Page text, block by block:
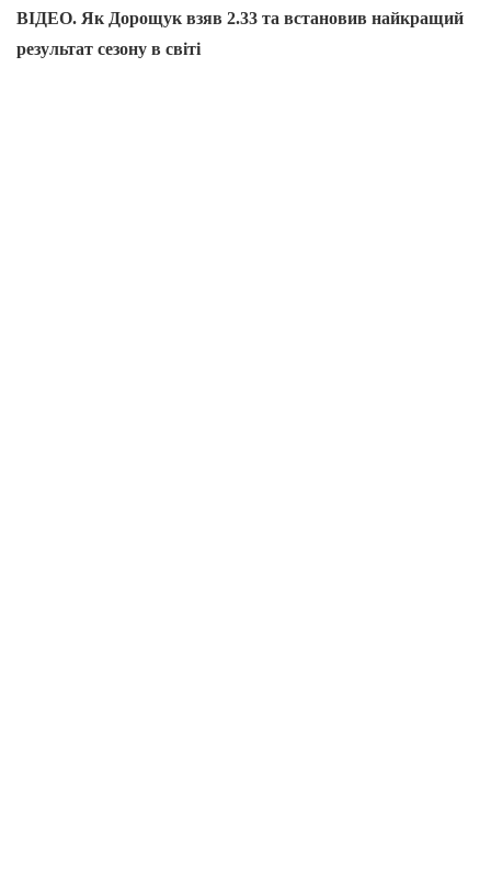
ВІДЕО. Як Дорощук взяв 2.33 та встановив найкращий
результат сезону в світі